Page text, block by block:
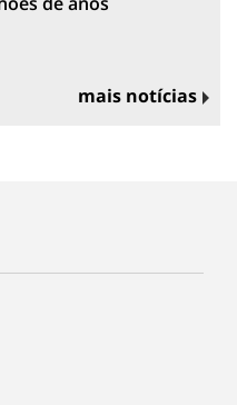
mais notícias